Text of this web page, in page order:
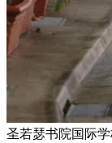
圣若瑟书院国际学